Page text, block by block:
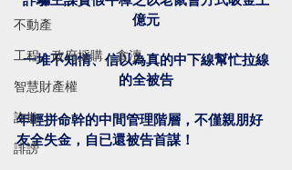
不動產
工程、政府採購、貪瀆
智慧財產權
詐欺
誹謗
億元
一堆不知情、信以為真的中下線幫忙拉線
的全被告
年輕拼命幹的中間管理階層，不僅親朋好
友全失金，自已還被告首謀！